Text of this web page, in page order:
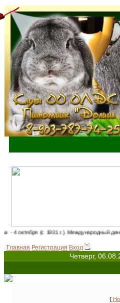
1931 г.). Международный день кролика -
Главная Регистрация Вход
Четверг,
[